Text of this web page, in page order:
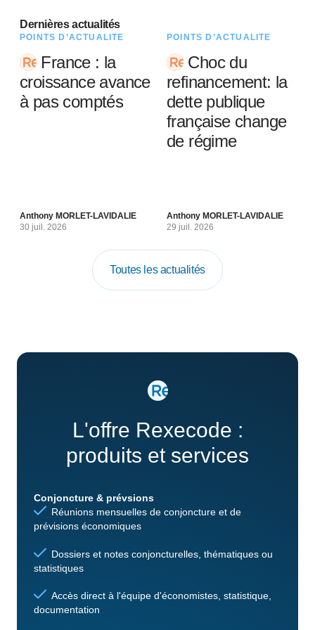
Dernières actualités
POINTS D’ACTUALITÉ
France : la
croissance avance
à pas comptés
Anthony MORLET-LAVIDALIE
30 juil. 2026
POINTS D’ACTUALITÉ
Choc du
refinancement: la
dette publique
française change
de régime
Anthony MORLET-LAVIDALIE
29 juil. 2026
Toutes les actualités
L'offre Rexecode :
produits et services
Conjoncture & prévsions
Réunions mensuelles de conjoncture et de
prévisions économiques
Dossiers et notes conjoncturelles, thématiques ou
statistiques
Accès direct à l'équipe d'économistes, statistique,
documentation